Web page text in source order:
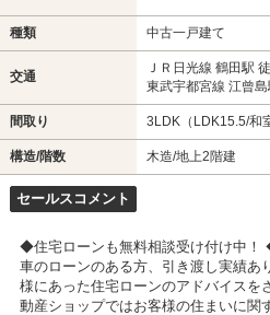
種類 中古一戸建て
交通
ＪＲ日光線 鶴田駅
東武宇都宮線 江曾
間取り 3LDK（LDK15.5/和
構造/階数 木造/地上2階建
セールスコメント
◆住宅ローンも無料相談受け付け中！
車のローンのある方、引き渡し実績
様にあった住宅ローンのアドバイス
動産ショップではお客様の住まいに関